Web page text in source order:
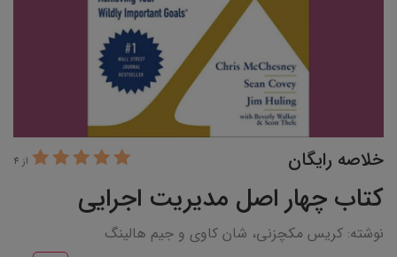
خلاصه رایگان از 4
کتاب چهار اصل مدیریت اجرایی
نوشته: کریس مکچزنی، شان کاوی و جیم هالینگ